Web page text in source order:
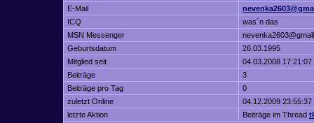
E-Mail
ICQ
was´n das
MSN Messenger
Geburtsdatum
26.03.1995
Mitglied seit
04.03.2008 17:21:07
Beiträge
3
Beiträge pro Tag
0
zuletzt Online
04.12.2009 23:55:37
letzte Aktion
Beiträge im Thread